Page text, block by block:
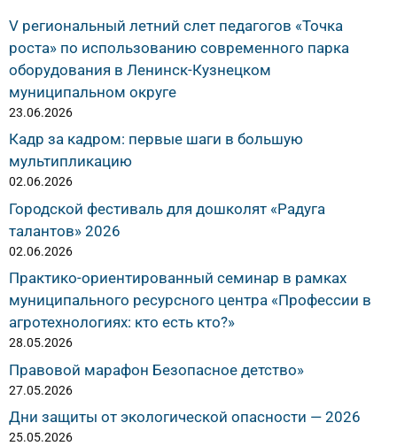
V региональный летний слет педагогов «Точка
роста» по использованию современного парка
оборудования в Ленинск-Кузнецком
муниципальном округе
23.06.2026
Кадр за кадром: первые шаги в большую
мультипликацию
02.06.2026
Городской фестиваль для дошколят «Радуга
талантов» 2026
02.06.2026
Практико-ориентированный семинар в рамках
муниципального ресурсного центра «Профессии в
агротехнологиях: кто есть кто?»
28.05.2026
Правовой марафон Безопасное детство»
27.05.2026
Дни защиты от экологической опасности — 2026
25.05.2026